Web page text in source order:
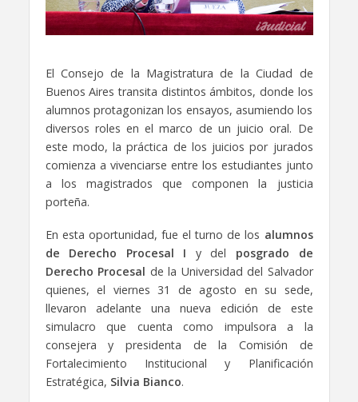
El Consejo de la Magistratura de la Ciudad de
Buenos Aires transita distintos ámbitos, donde los
alumnos protagonizan los ensayos, asumiendo los
diversos roles en el marco de un juicio oral. De
este modo, la práctica de los juicios por jurados
comienza a vivenciarse entre los estudiantes junto
a los magistrados que componen la justicia
porteña.
En esta oportunidad, fue el turno de los alumnos
de Derecho Procesal I y del posgrado de
Derecho Procesal de la Universidad del Salvador
quienes, el viernes 31 de agosto en su sede,
llevaron adelante una nueva edición de este
simulacro que cuenta como impulsora a la
consejera y presidenta de la Comisión de
Fortalecimiento Institucional y Planificación
Estratégica, Silvia Bianco.